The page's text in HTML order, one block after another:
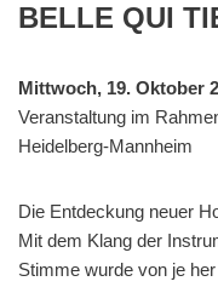
BELLE QUI
Mittwoch, 19. Oktober
Veranstaltung im
Heidelberg-Mannheim
Die Entdeckung neuer
Mit dem Klang der
Stimme wurde von je